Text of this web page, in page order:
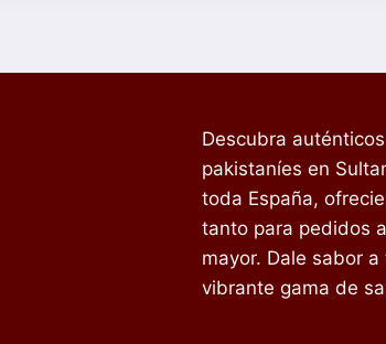
Descubra
pakistaníes en
toda España,
tanto para pedidos
mayor. Dale sabor
vibrante gama de